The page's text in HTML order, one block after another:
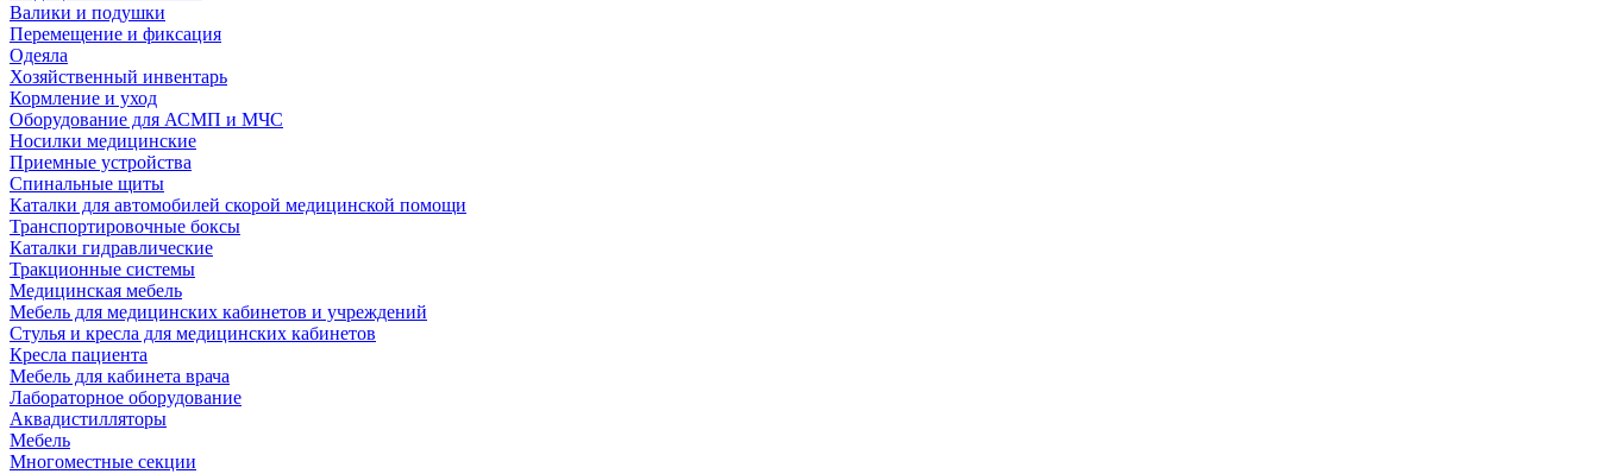
Валики и подушки
Перемещение и фиксация
Одеяла
Хозяйственный инвентарь
Кормление и уход
Оборудование для АСМП и МЧС
Носилки медицинские
Приемные устройства
Спинальные щиты
Каталки для автомобилей скорой медицинской помощи
Транспортировочные боксы
Каталки гидравлические
Тракционные системы
Медицинская мебель
Мебель для медицинских кабинетов и учреждений
Стулья и кресла для медицинских кабинетов
Кресла пациента
Мебель для кабинета врача
Лабораторное оборудование
Аквадистилляторы
Мебель
Многоместные секции